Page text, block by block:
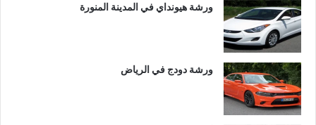
ورشة هيونداي في المدينة المنورة
ورشة دودج في الرياض